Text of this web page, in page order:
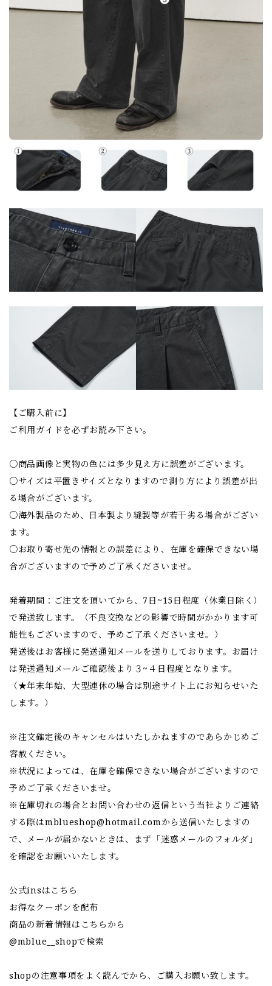
【ご購入前に】
ご利用ガイドを必ずお読み下さい。
○商品画像と実物の色には多少見え方に誤差がございます。
○サイズは平置きサイズとなりますので測り方により誤差が出
る場合がございます。
○海外製品のため、日本製より縫製等が若干劣る場合がござい
ます。
○お取り寄せ先の情報との誤差により、在庫を確保できない場
合がございますので予めご了承くださいませ。
発着期間：ご注文を頂いてから、7日~15日程度（休業日除く）
で発送致します。（不良交換などの影響で時間がかかります可
能性もございますので、予めご了承くださいませ。）
発送後はお客様に発送通知メールを送りしております。お届け
は発送通知メールご確認後より３~４日程度となります。
（★年末年始、大型連休の場合は別途サイト上にお知らせいた
します。）
※注文確定後のキャンセルはいたしかねますのであらかじめご
容赦ください。
※状況によっては、在庫を確保できない場合がございますので
予めご了承くださいませ。
※在庫切れの場合とお問い合わせの返信という当社よりご連絡
する際はmblueshop@hotmail.comから送信いたしますの
で、メールが届かないときは、まず「迷惑メールのフォルダ」
を確認をお願いいたします。
公式insはこちら
お得なクーポンを配布
商品の新着情報はこちらから
@mblue__shopで検索
shopの注意事項をよく読んでから、ご購入お願い致します。